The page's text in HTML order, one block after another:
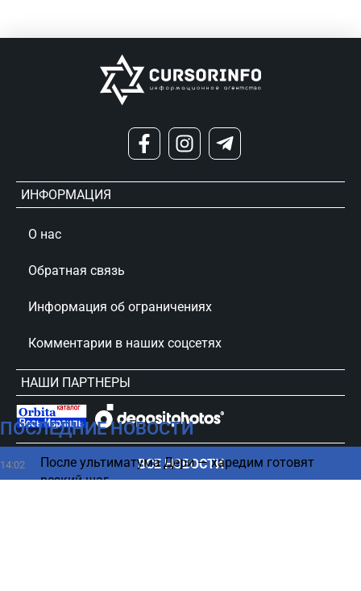
ПОСЛЕДНИЕ НОВОСТИ
14:02
После ультиматума Дери — харедим готовят
резкий шаг
ВСЕ НОВОСТИ
ИНФОРМАЦИЯ
О нас
Обратная связь
Информация об ограничениях
Комментарии в наших соцсетях
НАШИ ПАРТНЕРЫ
сursorinfo.co.il © Все права защищены